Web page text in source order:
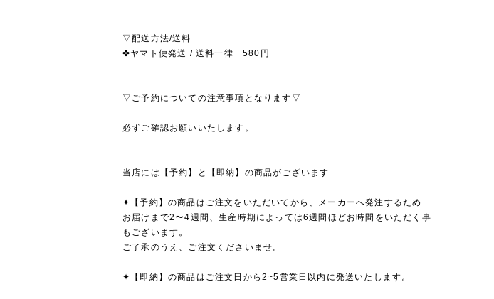
▽配送方法/送料
✤ヤマト便発送 / 送料一律 580円
▽ご予約についての注意事項となります▽
必ずご確認お願いいたします。
当店には【予約】と【即納】の商品がございます
✦【予約】の商品はご注文をいただいてから、メーカーへ発注するため
お届けまで2〜4週間、生産時期によっては6週間ほどお時間をいただく事
もございます。
ご了承のうえ、ご注文くださいませ。
✦【即納】の商品はご注文日から2~5営業日以内に発送いたします。